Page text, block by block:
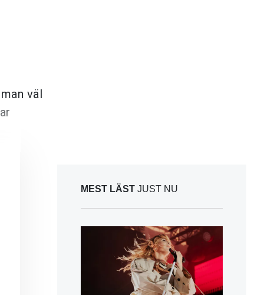
väl
MEST LÄST JUST NU